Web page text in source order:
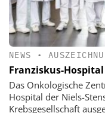
NEWS •
Franziskus-
Das Onkologische
Hospital der Niels-
Krebsgesellschaft